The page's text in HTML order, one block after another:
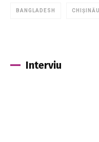
BANGLADESH CHIȘINĂU
Interviu